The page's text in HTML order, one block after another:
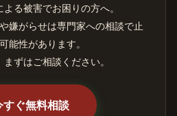
る被害でお困りの方へ。
嫌がらせは専門家への相談で止
能性があります。
ずはご相談ください。
すぐ無料相談